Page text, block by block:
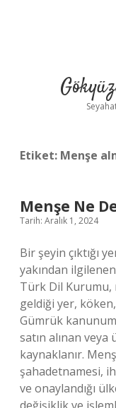
Etiket: Menşe
Menşe Ne
Tarih: Aralık 1, 2024
Bir şeyin çıktığı
yakından
Türk Dil Kurumu,
geldiği yer,
Gümrük
satın alınan
kaynaklanır.
şahadetnamesi,
ve onaylandığı